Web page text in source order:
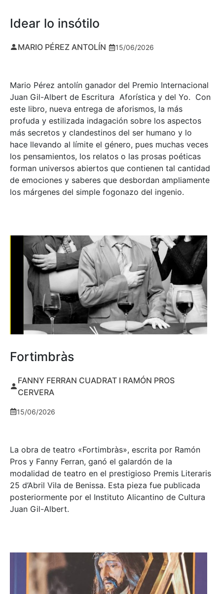
Idear lo insótilo
MARIO PÉREZ ANTOLÍN 15/06/2026
Mario Pérez antolín ganador del Premio Internacional
Juan Gil-Albert de Escritura Aforística y del Yo. Con
este libro, nueva entrega de aforismos, la más
profuda y estilizada indagación sobre los aspectos
más secretos y clandestinos del ser humano y lo
hace llevando al límite el género, pues muchas veces
los pensamientos, los relatos o las prosas poéticas
forman universos abiertos que contienen tal cantidad
de emociones y saberes que desbordan ampliamente
los márgenes del simple fogonazo del ingenio.
Fortimbràs
FANNY FERRAN CUADRAT I RAMÓN PROS
CERVERA
15/06/2026
La obra de teatro «Fortimbràs», escrita por Ramón
Pros y Fanny Ferran, ganó el galardón de la
modalidad de teatro en el prestigioso Premis Literaris
25 d’Abril Vila de Benissa. Esta pieza fue publicada
posteriormente por el Instituto Alicantino de Cultura
Juan Gil-Albert.